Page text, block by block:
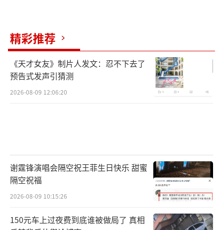
精彩推荐
《天才女友》制片人发文：忍不下去了
预告式发声引猜测
2026-08-09 12:06:20
谢霆锋演唱会隔空祝王菲生日快乐 甜蜜
隔空祝福
2026-08-09 10:15:26
150元车上过夜费到底谁被做局了 真相